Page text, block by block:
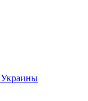
Украины